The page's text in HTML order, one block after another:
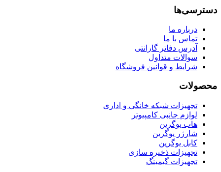
دسترسی‌ها
درباره ما
تماس با ما
آدرس دفاتر گارانتی
سوالات متداول
شرایط و قوانین فروشگاه
محصولات
تجهیزات شبکه خانگی و اداری
لوازم جانبی کامپیوتر
هاب یوگرین
شارژر یوگرین
کابل یوگرین
تجهیزات ذخیره سازی
تجهیزات گیمینگ